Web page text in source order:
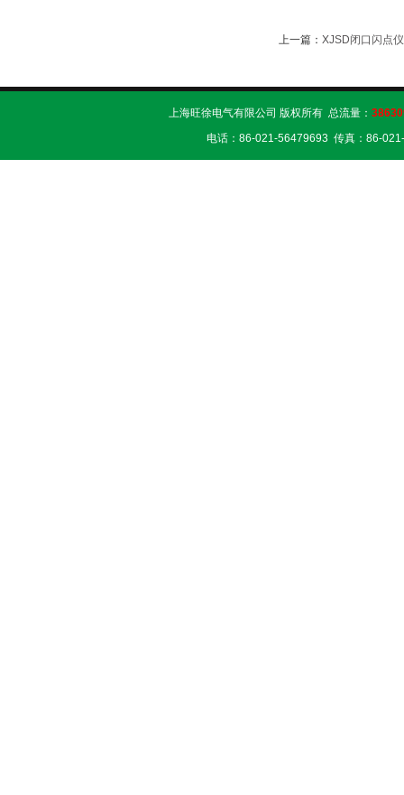
上一篇： XJSD闭口闪点
上海旺徐电气有限公司 版权所有 总流量：
电话：86-021-56479693 传真：86-